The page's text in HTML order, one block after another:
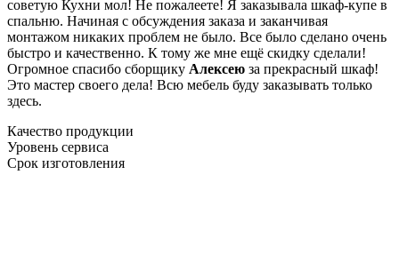
советую Кухни мол! Не пожалеете! Я заказывала шкаф-купе в
спальню. Начиная с обсуждения заказа и заканчивая
монтажом никаких проблем не было. Все было сделано очень
быстро и качественно. К тому же мне ещё скидку сделали!
Огромное спасибо сборщику Алексею за прекрасный шкаф!
Это мастер своего дела! Всю мебель буду заказывать только
здесь.
Качество продукции
Уровень сервиса
Срок изготовления